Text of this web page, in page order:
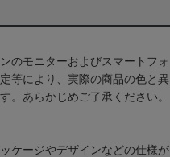
のモニターおよびスマートフォ
等により、実際の商品の色と異
。あらかじめご了承ください。
ケージやデザインなどの仕様が